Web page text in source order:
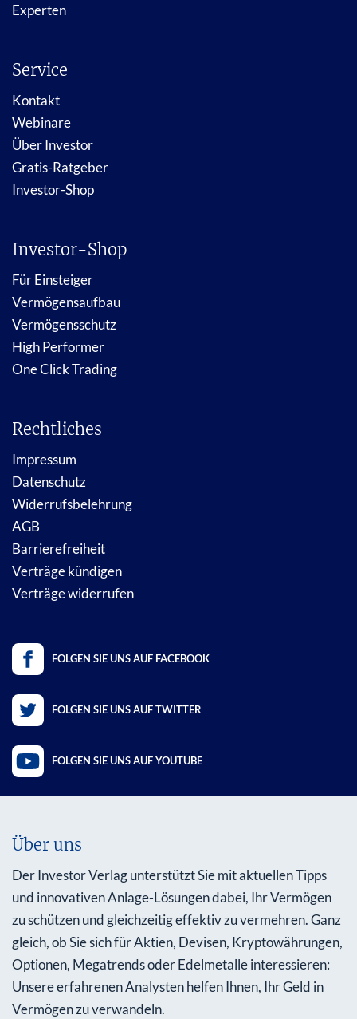
Experten
Service
Kontakt
Webinare
Über Investor
Gratis-Ratgeber
Investor-Shop
Investor-Shop
Für Einsteiger
Vermögensaufbau
Vermögensschutz
High Performer
One Click Trading
Rechtliches
Impressum
Datenschutz
Widerrufsbelehrung
AGB
Barrierefreiheit
Verträge kündigen
Verträge widerrufen
FOLGEN SIE UNS AUF FACEBOOK
FOLGEN SIE UNS AUF TWITTER
FOLGEN SIE UNS AUF YOUTUBE
Über uns
Der Investor Verlag unterstützt Sie mit aktuellen Tipps
und innovativen Anlage-Lösungen dabei, Ihr Vermögen
zu schützen und gleichzeitig effektiv zu vermehren. Ganz
gleich, ob Sie sich für Aktien, Devisen, Kryptowährungen,
Optionen, Megatrends oder Edelmetalle interessieren:
Unsere erfahrenen Analysten helfen Ihnen, Ihr Geld in
Vermögen zu verwandeln.